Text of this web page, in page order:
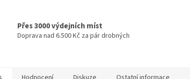
Přes 3000 výdejních míst
Doprava nad 6.500 Kč za pár drobných